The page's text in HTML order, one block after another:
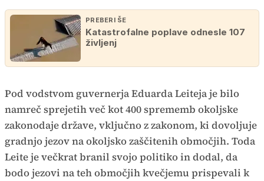
PREBERI ŠE
Katastrofalne poplave odnesle 107
življenj
Pod vodstvom guvernerja Eduarda Leiteja je bilo
namreč sprejetih več kot 400 sprememb okoljske
zakonodaje države, vključno z zakonom, ki dovoljuje
gradnjo jezov na okoljsko zaščitenih območjih. Toda
Leite je večkrat branil svojo politiko in dodal, da
bodo jezovi na teh območjih kvečjemu prispevali k